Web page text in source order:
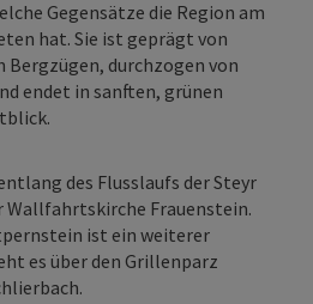
Gegensätze die Region am
hat. Sie ist geprägt von
Bergzügen, durchzogen von
endet in sanften, grünen
des Flusslaufs der Steyr
Wallfahrtskirche Frauenstein.
ist ein weiterer
es über den Grillenparz